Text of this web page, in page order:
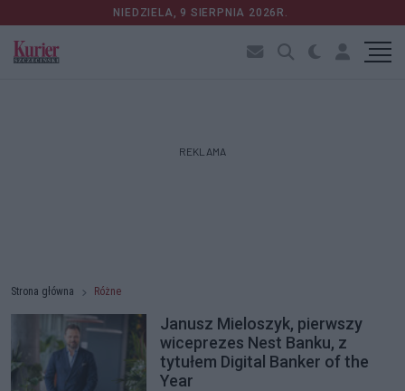
NIEDZIELA, 9 SIERPNIA 2026R.
REKLAMA
Strona główna Różne
Janusz Mieloszyk, pierwszy
wiceprezes Nest Banku, z
tytułem Digital Banker of the
Year